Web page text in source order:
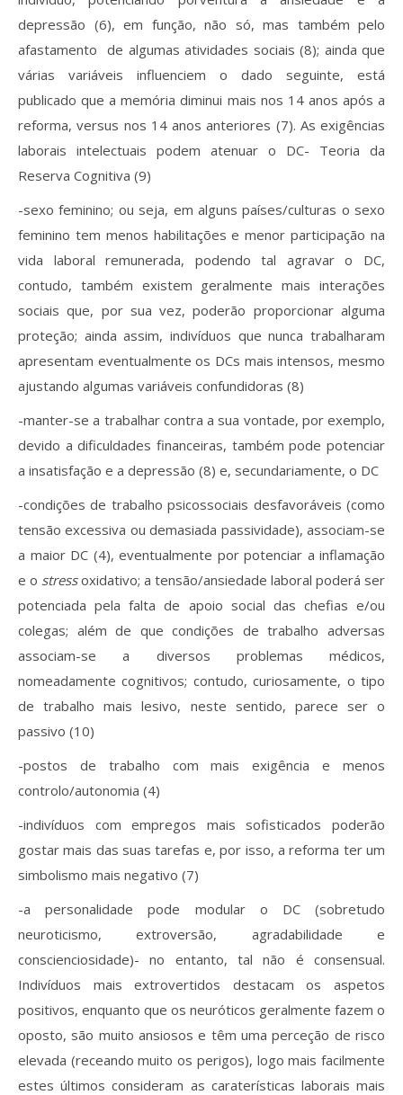
depressão (6), em função, não só, mas também pelo
afastamento de algumas atividades sociais (8); ainda que
várias variáveis influenciem o dado seguinte, está
publicado que a memória diminui mais nos 14 anos após a
reforma, versus nos 14 anos anteriores (7). As exigências
laborais intelectuais podem atenuar o DC- Teoria da
Reserva Cognitiva (9)
-sexo feminino; ou seja, em alguns países/culturas o sexo
feminino tem menos habilitações e menor participação na
vida laboral remunerada, podendo tal agravar o DC,
contudo, também existem geralmente mais interações
sociais que, por sua vez, poderão proporcionar alguma
proteção; ainda assim, indivíduos que nunca trabalharam
apresentam eventualmente os DCs mais intensos, mesmo
ajustando algumas variáveis confundidoras (8)
-manter-se a trabalhar contra a sua vontade, por exemplo,
devido a dificuldades financeiras, também pode potenciar
a insatisfação e a depressão (8) e, secundariamente, o DC
-condições de trabalho psicossociais desfavoráveis (como
tensão excessiva ou demasiada passividade), associam-se
a maior DC (4), eventualmente por potenciar a inflamação
e o stressoxidativo; a tensão/ansiedade laboral poderá ser
potenciada pela falta de apoio social das chefias e/ou
colegas; além de que condições de trabalho adversas
associam-se a diversos problemas médicos,
nomeadamente cognitivos; contudo, curiosamente, o tipo
de trabalho mais lesivo, neste sentido, parece ser o
passivo (10)
-postos de trabalho com mais exigência e menos
controlo/autonomia (4)
-indivíduos com empregos mais sofisticados poderão
gostar mais das suas tarefas e, por isso, a reforma ter um
simbolismo mais negativo (7)
-a personalidade pode modular o DC (sobretudo
neuroticismo, extroversão, agradabilidade e
conscienciosidade)- no entanto, tal não é consensual.
Indivíduos mais extrovertidos destacam os aspetos
positivos, enquanto que os neuróticos geralmente fazem o
oposto, são muito ansiosos e têm uma perceção de risco
elevada (receando muito os perigos), logo mais facilmente
estes últimos consideram as caraterísticas laborais mais